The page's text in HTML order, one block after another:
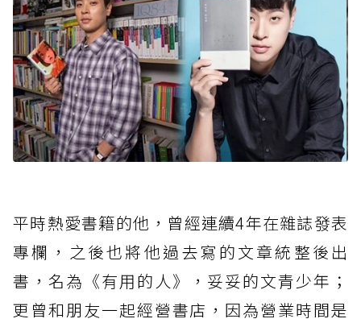
平時熱愛書籍的他，曾經連續4年在雜誌發表
專欄，之後也將他過去寫的文章統整後出
書，名為《有用的人》，妥妥的文青少年；
更曾和朋友一起經營書店，因為營業時間是